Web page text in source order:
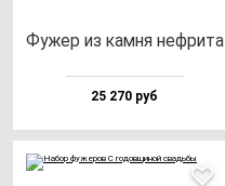
Фужер из кам­ня неф­ри­та
25 270 руб